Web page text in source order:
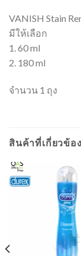
VANISH Stain
มีให้เลือก
1. 60 ml
2. 180 ml
จำนวน 1 ถุง
สินค้าที่เกี่ยวข้อง